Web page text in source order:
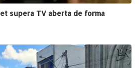
supera TV aberta de forma